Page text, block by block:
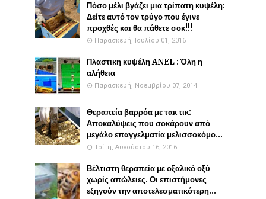
Πόσο μέλι βγάζει μια τρίπατη κυψέλη:
Δείτε αυτό τον τρύγο που έγινε
προχθές και θα πάθετε σοκ!!!
Παρασκευή, Ιουλίου 01, 2016
Πλαστικη κυψέλη ANEL : Όλη η
αλήθεια
Παρασκευή, Νοεμβρίου 07, 2014
Θεραπεία βαρρόα με τακ τικ:
Αποκαλύψεις που σοκάρουν από
μεγάλο επαγγελματία μελισσοκόμο...
Τρίτη, Αυγούστου 16, 2016
Βέλτιστη θεραπεία με οξαλικό οξύ
χωρίς απώλειες. Οι επιστήμονες
εξηγούν την αποτελεσματικότερη...